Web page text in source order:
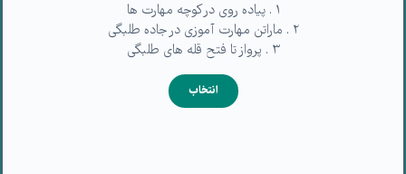
۱ . پیاده روی در کوچه مهارت ها
۲ . ماراتن مهارت آموزی در جاده طلبگی
۳ . پرواز تا فتح قله های طلبگی
انتخاب